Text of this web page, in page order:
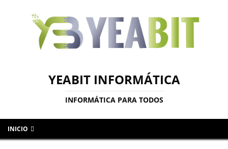
YEABIT INFORMÁTICA
INFORMÁTICA PARA TODOS
INICIO